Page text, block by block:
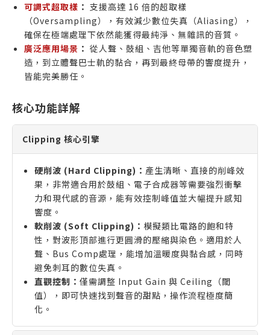
可調式超取樣 ： 支援高達 16 倍的超取樣
（Oversampling），有效減少數位失真（Aliasing），
確保在極端處理下依然能獲得最純淨、無雜訊的音質。
廣泛應用場景 ： 從人聲、鼓組、吉他等單獨音軌的音色塑
造，到立體聲巴士軌的黏合，再到最終母帶的響度提升，
皆能完美勝任。
核心功能詳解
Clipping 核心引擎
硬削波 (Hard Clipping)： 產生清晰、直接的削峰效
果，非常適合用於鼓組、電子合成器等需要強烈衝擊
力和現代感的音源，能有效控制峰值並大幅提升感知
響度。
軟削波 (Soft Clipping)： 模擬類比電路的飽和特
性，對波形頂部進行更圓滑的壓縮與染色。適用於人
聲、Bus Comp處理，能增加溫暖度與黏合感，同時
避免刺耳的數位失真。
直觀控制： 僅需調整 Input Gain 與 Ceiling（閾
值），即可快速找到聲音的甜點，操作流程極度簡
化。